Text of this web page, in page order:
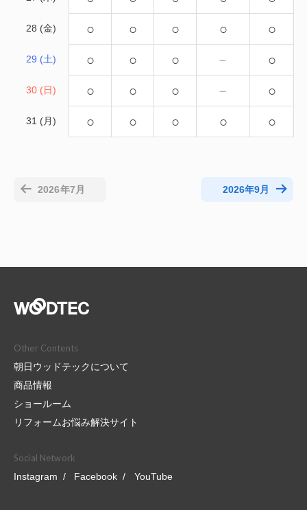
28 (金) ○ ○ ○ ○ ○
29 (土) ○ ○ ○ － ○
30 (日) ○ ○ ○ － ○
31 (月) ○ ○ ○ ○ ○
2026年7月 2026年9月
Other Contents
朝日ウッドテックについて
商品情報
ショールーム
リフォームお悩み解決サイト
Social Network
Instagram
Facebook YouTube